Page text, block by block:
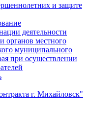
и защите
деятельности
органов местного
муниципального
при осуществлении
г. Михайловск"